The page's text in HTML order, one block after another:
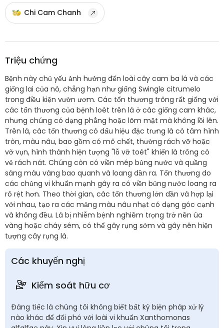
Chi Cam Chanh
Triệu chứng
Bệnh này chủ yếu ảnh hưởng đến loài cây cam ba lá và các
giống lai của nó, chẳng hạn như giống Swingle citrumelo
trong điều kiện vườn ươm. Các tổn thương trông rất giống với
các tổn thương của bệnh loét trên lá ở các giống cam khác,
nhưng chúng có dạng phẳng hoặc lõm mặt mà không lồi lên.
Trên lá, các tổn thương có dấu hiệu đặc trưng là có tâm hình
tròn, màu nâu, bao gồm có mô chết, thường rách vỡ hoặc
vỡ vụn, hình thành hiện tượng "lỗ vỡ toét" khiến lá trông có
vẻ rách nát. Chúng còn có viền mép bủng nước và quầng
sáng màu vàng bao quanh và loang dần ra. Tổn thương do
các chủng vi khuẩn mạnh gây ra có viền bủng nước loang ra
rõ rệt hơn. Theo thời gian, các tổn thương lớn dần và hợp lại
với nhau, tạo ra các mảng màu nâu nhạt có dạng góc cạnh
và không đều. Lá bị nhiễm bệnh nghiêm trọng trở nên úa
vàng hoặc cháy sém, có thể gây rụng sớm và gây nên hiện
tượng cây rụng lá.
Các khuyến nghị
Kiểm soát hữu cơ
Đáng tiếc là chúng tôi không biết bất kỳ biện pháp xử lý
nào khác để đối phó với loài vi khuẩn Xanthomonas